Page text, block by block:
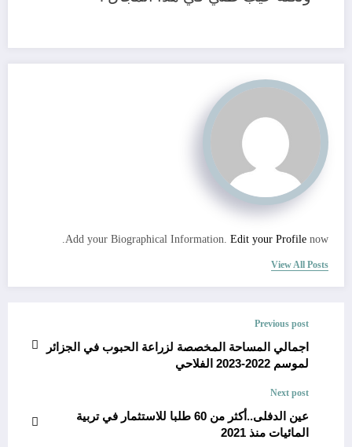
Add your Biographical Information. Edit your Profile now.
View All Posts
Previous post
اجمالي المساحة المخصصة لزراعة الحبوب في الجزائر
لموسم 2022-2023 الفلاحي
Next post
عين الدفلى..أكثر من 60 طلبا للاستثمار في تربية
المائيات منذ 2021